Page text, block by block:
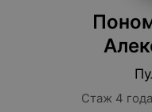
Стаж 4